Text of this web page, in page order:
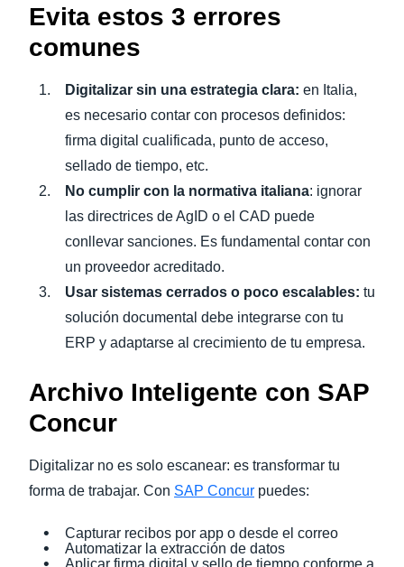
Evita estos 3 errores
comunes
Digitalizar sin una estrategia clara: en Italia,
es necesario contar con procesos definidos:
firma digital cualificada, punto de acceso,
sellado de tiempo, etc.
No cumplir con la normativa italiana: ignorar
las directrices de AgID o el CAD puede
conllevar sanciones. Es fundamental contar con
un proveedor acreditado.
Usar sistemas cerrados o poco escalables: tu
solución documental debe integrarse con tu
ERP y adaptarse al crecimiento de tu empresa.
Archivo Inteligente con SAP
Concur
Digitalizar no es solo escanear: es transformar tu
forma de trabajar. Con SAP Concur puedes:
Capturar recibos por app o desde el correo
Automatizar la extracción de datos
Aplicar firma digital y sello de tiempo conforme a